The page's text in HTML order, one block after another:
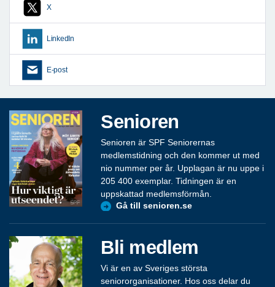
X
LinkedIn
E-post
Senioren
Senioren är SPF Seniorernas
medlemstidning och den kommer ut med
nio nummer per år. Upplagan är nu uppe i
205 400 exemplar. Tidningen är en
uppskattad medlemsförmån.
Gå till senioren.se
Bli medlem
Vi är en av Sveriges största
seniororganisationer. Hos oss delar du